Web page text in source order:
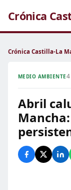
Crónica
Crónica Castilla-La
MEDIO AMBIENTE
Abril